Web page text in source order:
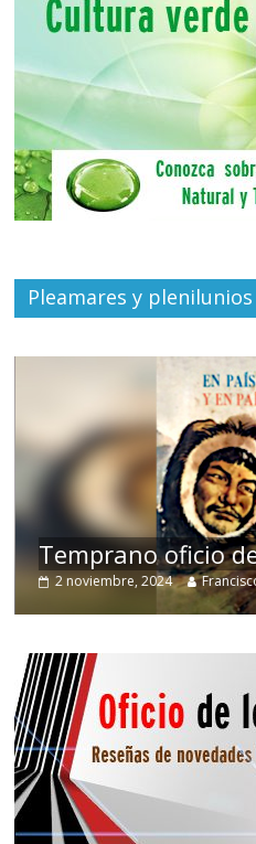
Pleamares y plenilunios
Temprano oficio
2 noviembre, 2024